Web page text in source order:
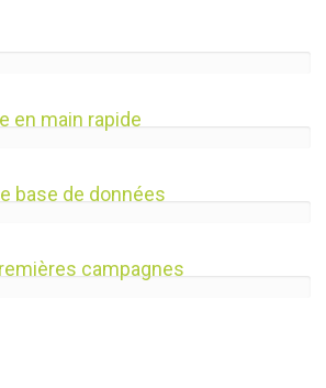
en main rapide
base de données
campagnes